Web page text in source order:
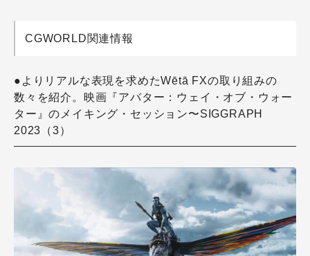
CGWORLD関連情報
●よりリアルな表現を求めたWētā FXの取り組みの
数々を紹介。映画『アバター：ウェイ・オブ・ウォー
ター』のメイキング・セッション〜SIGGRAPH
2023（3）